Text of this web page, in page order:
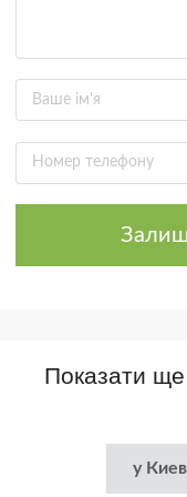
Показати ще
у